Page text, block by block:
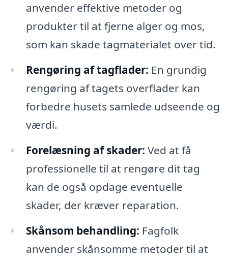
anvender effektive metoder og
produkter til at fjerne alger og mos,
som kan skade tagmaterialet over tid.
Rengøring af tagflader: En grundig
rengøring af tagets overflader kan
forbedre husets samlede udseende og
værdi.
Forelæsning af skader: Ved at få
professionelle til at rengøre dit tag
kan de også opdage eventuelle
skader, der kræver reparation.
Skånsom behandling: Fagfolk
anvender skånsomme metoder til at